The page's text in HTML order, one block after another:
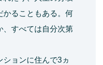
かることもある。何
、すべては自分次第
ョンに住んで3ヵ